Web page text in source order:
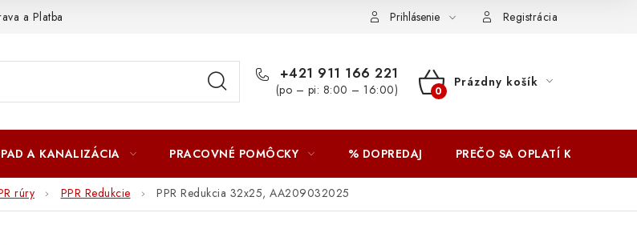
a Platba Prihlásenie Registrácia
+421 911 166 221
(po – pi: 8:00 – 16:00)
NÁKUPNÝ
Prázdny košík
A KANALIZÁCIA PRACOVNÉ POMÔCKY % DOPREDAJ PREČO SA OPLATÍ KUPOVAŤ
rúry PPR Redukcie PPR Redukcia 32x25, AA209032025